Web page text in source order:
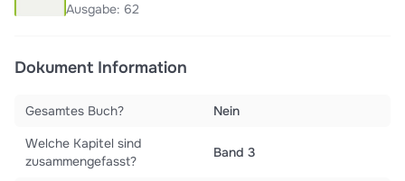
Ausgabe: 62
Dokument Information
Gesamtes Buch?
Nein
Welche Kapitel sind
zusammengefasst?
Band 3